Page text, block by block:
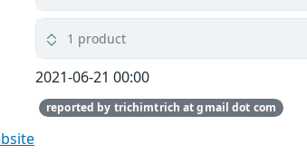
1 product
2021-06-21 00:00
reported by trichimtrich at gmail dot com